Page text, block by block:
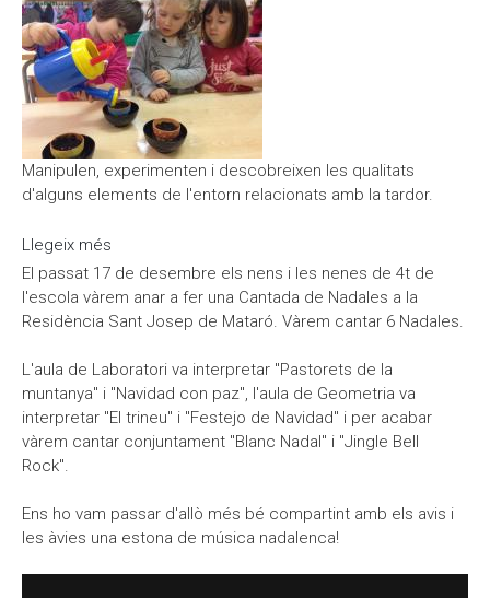
Manipulen, experimenten i descobreixen les qualitats
d'alguns elements de l'entorn relacionats amb la tardor.
Llegeix més
El passat 17 de desembre els nens i les nenes de 4t de
l'escola vàrem anar a fer una Cantada de Nadales a la
Residència Sant Josep de Mataró. Vàrem cantar 6 Nadales.
L'aula de Laboratori va interpretar "Pastorets de la
muntanya" i "Navidad con paz", l'aula de Geometria va
interpretar "El trineu" i "Festejo de Navidad" i per acabar
vàrem cantar conjuntament "Blanc Nadal" i "Jingle Bell
Rock".
Ens ho vam passar d'allò més bé compartint amb els avis i
les àvies una estona de música nadalenca!